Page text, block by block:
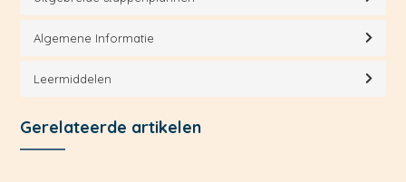
Algemene Informatie
Leermiddelen
Gerelateerde artikelen